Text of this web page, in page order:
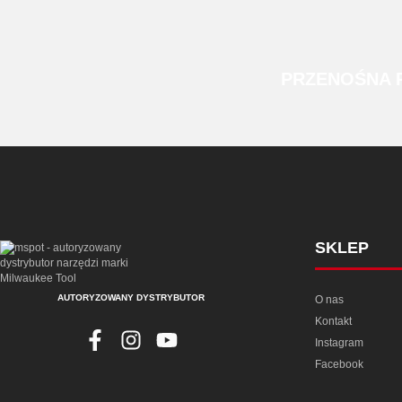
AUTORYZOWANY DYSTRYBUTOR
SKLEP
O nas
Kontakt
Instagram
Facebook